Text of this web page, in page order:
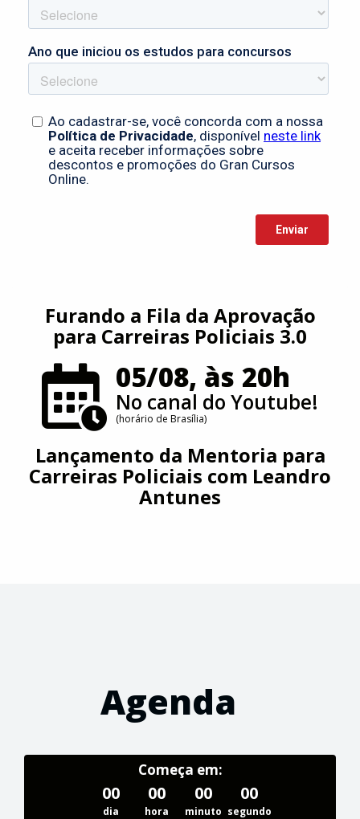
Furando a Fila da Aprovação
para Carreiras Policiais 3.0
05/08, às 20h
No canal do Youtube!
(horário de Brasília)
Lançamento da Mentoria para
Carreiras Policiais com Leandro
Antunes
Agenda
Começa em:
00
dia
00
hora
00
minuto
00
segundo